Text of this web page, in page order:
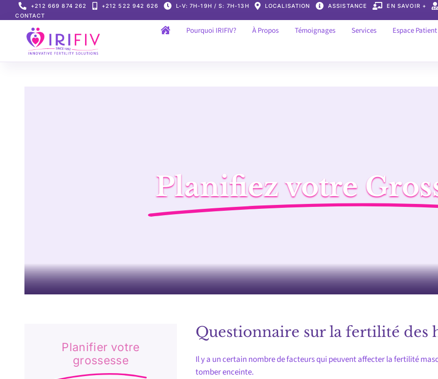
to
+212 669 874 262 +212 522 942 626 L-V: 7H-19H / S: 7H-13H LOCALISATION ASSISTANCE EN SAVOIR +
CONTACT
Pourquoi IRIFIV? À Propos Témoignages Services Espace Patient
Planifiez votre
Planifier votre
grossesse
Questionnaire sur la fertilité des
Il y a un certain nombre de facteurs qui peuvent affecter la fertilité
tomber enceinte.